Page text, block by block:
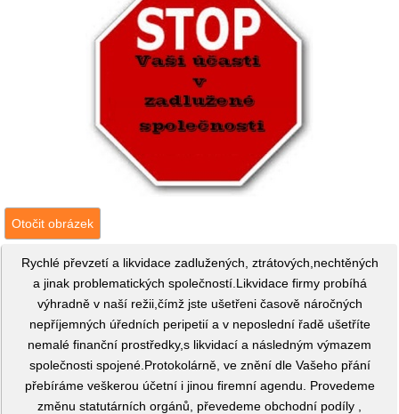
Otočit obrázek
Rychlé převzetí a likvidace zadlužených, ztrátových,nechtěných
a jinak problematických společností.Likvidace firmy probíhá
výhradně v naší režii,čímž jste ušetřeni časově náročných
nepříjemných úředních peripetií a v neposlední řadě ušetříte
nemalé finanční prostředky,s likvidací a následným výmazem
společnosti spojené.Protokolárně, ve znění dle Vašeho přání
přebíráme veškerou účetní i jinou firemní agendu. Provedeme
změnu statutárních orgánů, převedeme obchodní podíly ,